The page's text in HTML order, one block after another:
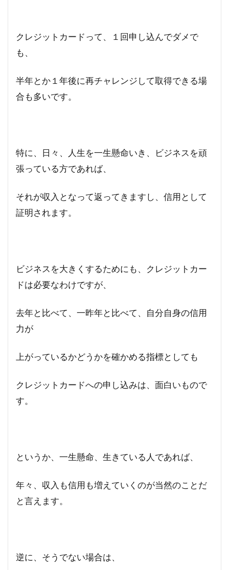
クレジットカードって、１回申し込んでダメで
も、
半年とか１年後に再チャレンジして取得できる場
合も多いです。
特に、日々、人生を一生懸命いき、ビジネスを頑
張っている方であれば、
それが収入となって返ってきますし、信用として
証明されます。
ビジネスを大きくするためにも、クレジットカー
ドは必要なわけですが、
去年と比べて、一昨年と比べて、自分自身の信用
力が
上がっているかどうかを確かめる指標としても
クレジットカードへの申し込みは、面白いもので
す。
というか、一生懸命、生きている人であれば、
年々、収入も信用も増えていくのが当然のことだ
と言えます。
逆に、そうでない場合は、